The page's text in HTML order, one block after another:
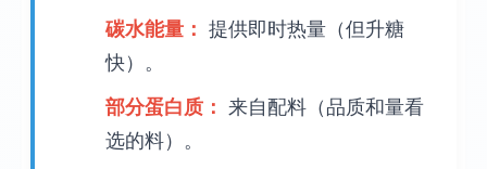
碳水能量： 提供即时热量（但升糖
快）。
部分蛋白质： 来自配料（品质和量看
选的料）。